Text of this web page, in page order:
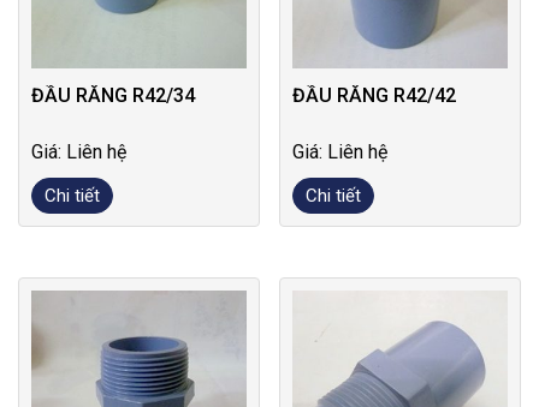
ĐẦU RĂNG R42/34
Giá: Liên hệ
Chi tiết
ĐẦU RĂNG R42/42
Giá: Liên hệ
Chi tiết